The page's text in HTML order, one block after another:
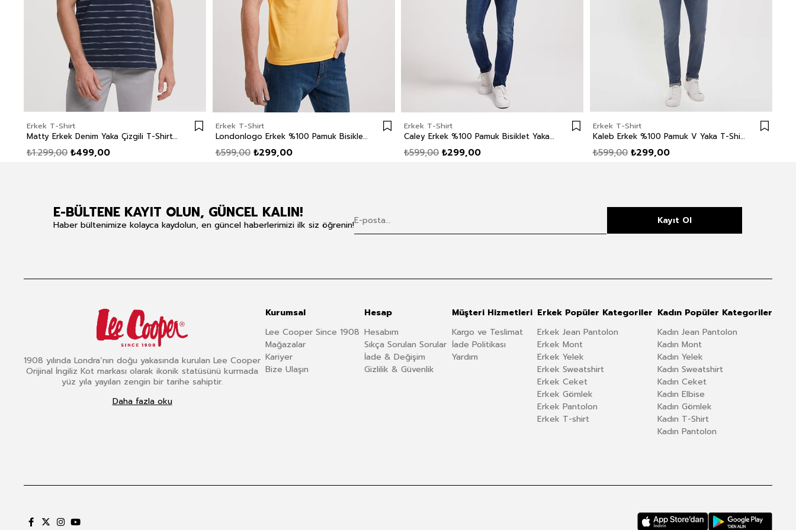
Erkek T-Shirt
Matty Erkek Denim Yaka Çizgili T-Shirt Lacivert
₺499,00
₺1.299,00
Erkek T-Shirt
Londonlogo Erkek %100 Pamuk Bisiklet Yaka T-Shirt Sarı
₺299,00
₺599,00
Erkek T-Shirt
Caley Erkek %100 Pamuk Bisiklet Yaka T-Shirt Lacivert Çizgili
₺299,00
₺599,00
Erkek T-Shirt
Kaleb Erkek %100 Pamuk V Yaka T-Shirt Lacivert
₺299,00
₺599,00
E-BÜLTENE KAYIT OLUN, GÜNCEL KALIN!
Haber bültenimize kolayca kaydolun, en güncel haberlerimizi ilk siz öğrenin! Kayıt Ol
1908 yılında Londra’nın doğu yakasında kurulan Lee Cooper
Orijinal İngiliz Kot markası olarak ikonik statüsünü kurmada
yüz yıla yayılan zengin bir tarihe sahiptir.
Daha fazla oku
Kurumsal
Lee Cooper Since 1908
Mağazalar
Kariyer
Bize Ulaşın
Hesap
Hesabım
Sıkça Sorulan Sorular
İade & Değişim
Gizlilik & Güvenlik
Müşteri Hizmetleri
Kargo ve Teslimat
İade Politikası
Yardım
Erkek Popüler Kategoriler
Erkek Jean Pantolon
Erkek Mont
Erkek Yelek
Erkek Sweatshirt
Erkek Ceket
Erkek Gömlek
Erkek Pantolon
Erkek T-shirt
Kadın Popüler Kategoriler
Kadın Jean Pantolon
Kadın Mont
Kadın Yelek
Kadın Sweatshirt
Kadın Ceket
Kadın Elbise
Kadın Gömlek
Kadın T-Shirt
Kadın Pantolon